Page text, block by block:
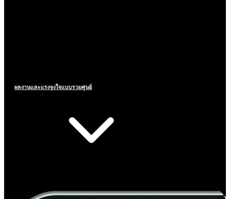
ผลงานและแรงจูงใจแบบรวมศูนย์